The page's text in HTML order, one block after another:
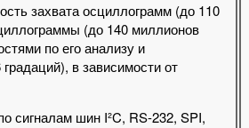
захвата осциллограмм (до 110
(до 140 миллионов
по его анализу и
в зависимости от
сигналам шин I²C, RS-232, SPI,